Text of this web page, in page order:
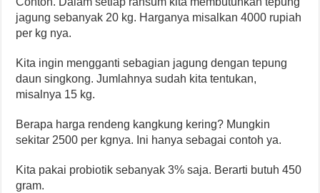
jagung sebanyak 20 kg. Harganya misalkan 4000 rupiah
per kg nya.
Kita ingin mengganti sebagian jagung dengan tepung
daun singkong. Jumlahnya sudah kita tentukan,
misalnya 15 kg.
Berapa harga rendeng kangkung kering? Mungkin
sekitar 2500 per kgnya. Ini hanya sebagai contoh ya.
Kita pakai probiotik sebanyak 3% saja. Berarti butuh 450
gram.